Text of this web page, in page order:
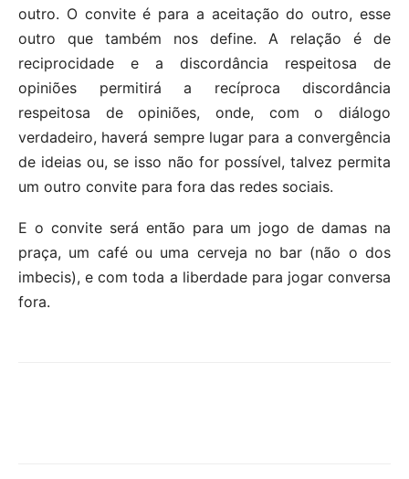
outro. O convite é para a aceitação do outro, esse
outro que também nos define. A relação é de
reciprocidade e a discordância respeitosa de
opiniões permitirá a recíproca discordância
respeitosa de opiniões, onde, com o diálogo
verdadeiro, haverá sempre lugar para a convergência
de ideias ou, se isso não for possível, talvez permita
um outro convite para fora das redes sociais.
E o convite será então para um jogo de damas na
praça, um café ou uma cerveja no bar (não o dos
imbecis), e com toda a liberdade para jogar conversa
fora.